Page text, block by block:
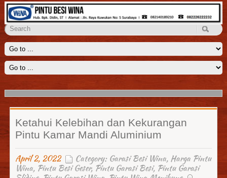
Penyekat Ruangan Wina
Kami menyediakan solusi untuk menyekat ruangan yang luas seperti
ruang keluarga, aula, lobi dengan sebuah penyekat ruangan
More
Ketahui Kelebihan dan Kekurangan
Pintu Kamar Mandi Aluminium
April 2, 2022 Category: Garasi Besi Wina, Harga Pintu
Wina, Pintu Besi Geser, Pintu Garasi Besi, Pintu Garasi